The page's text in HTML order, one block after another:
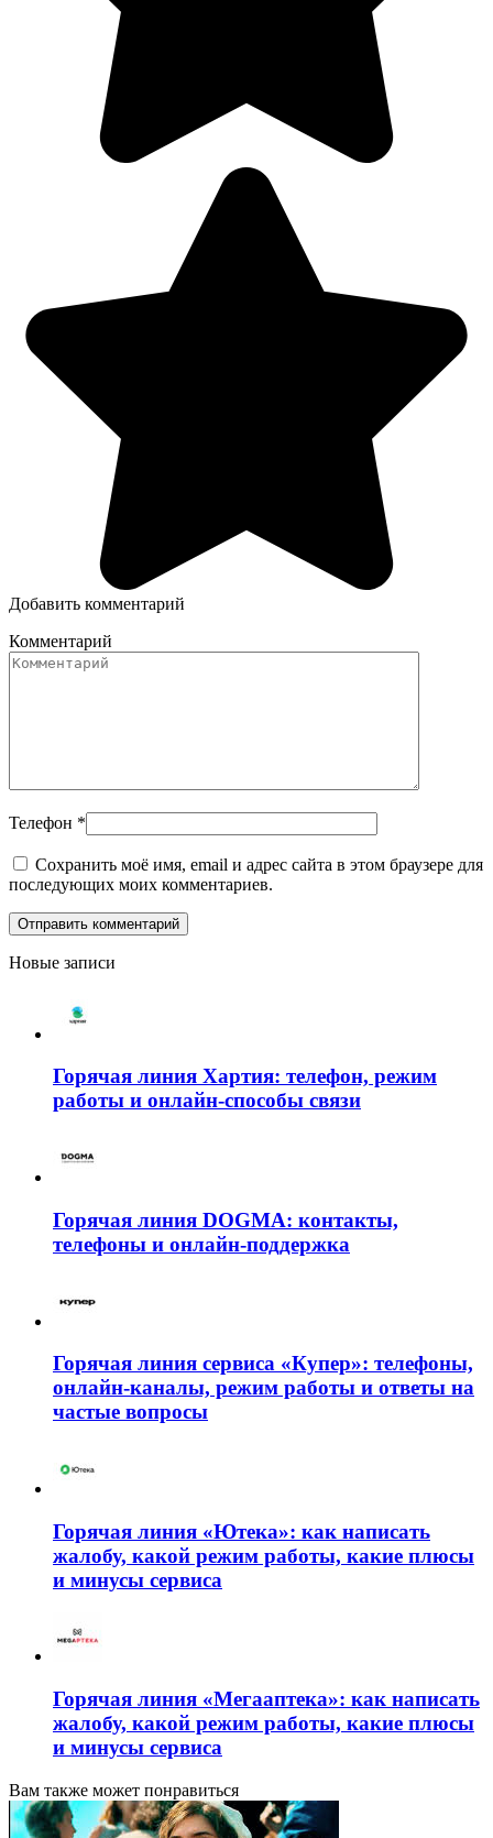
Добавить комментарий
Комментарий
Телефон *
Сохранить моё имя, email и адрес сайта в этом браузере для
последующих моих комментариев.
Новые записи
Горячая линия Хартия: телефон, режим
работы и онлайн-способы связи
Горячая линия DOGMA: контакты,
телефоны и онлайн-поддержка
Горячая линия сервиса «Купер»: телефоны,
онлайн-каналы, режим работы и ответы на
частые вопросы
Горячая линия «Ютека»: как написать
жалобу, какой режим работы, какие плюсы
и минусы сервиса
Горячая линия «Мегааптека»: как написать
жалобу, какой режим работы, какие плюсы
и минусы сервиса
Вам также может понравиться